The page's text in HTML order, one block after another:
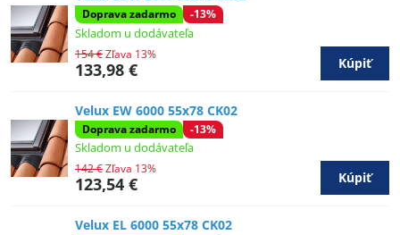
Doprava zadarmo -13%
Skladom u dodávateľa
133,98 €
154 €Zľava 13%
Kúpiť
Velux EW 6000 55x78 CK02
Doprava zadarmo -13%
Skladom u dodávateľa
123,54 €
142 €Zľava 13%
Kúpiť
Velux EL 6000 55x78 CK02